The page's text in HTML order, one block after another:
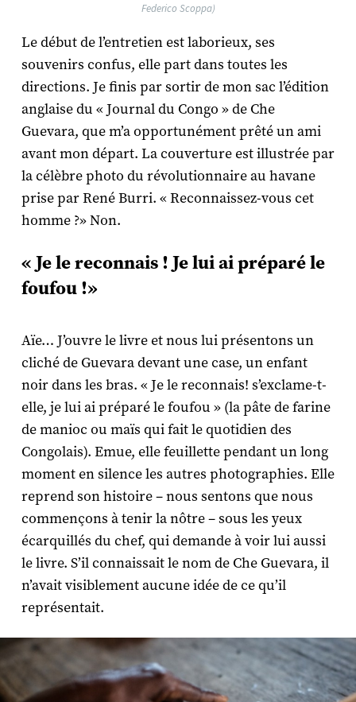
Federico Scoppa)
Le début de l’entretien est laborieux, ses
souvenirs confus, elle part dans toutes les
directions. Je finis par sortir de mon sac l’édition
anglaise du « Journal du Congo » de Che
Guevara, que m’a opportunément prêté un ami
avant mon départ. La couverture est illustrée par
la célèbre photo du révolutionnaire au havane
prise par René Burri. « Reconnaissez-vous cet
homme ?» Non.
« Je le reconnais ! Je lui ai préparé le
foufou !»
Aïe… J’ouvre le livre et nous lui présentons un
cliché de Guevara devant une case, un enfant
noir dans les bras. « Je le reconnais! s’exclame-t-
elle, je lui ai préparé le foufou » (la pâte de farine
de manioc ou maïs qui fait le quotidien des
Congolais). Emue, elle feuillette pendant un long
moment en silence les autres photographies. Elle
reprend son histoire – nous sentons que nous
commençons à tenir la nôtre – sous les yeux
écarquillés du chef, qui demande à voir lui aussi
le livre. S’il connaissait le nom de Che Guevara, il
n’avait visiblement aucune idée de ce qu’il
représentait.